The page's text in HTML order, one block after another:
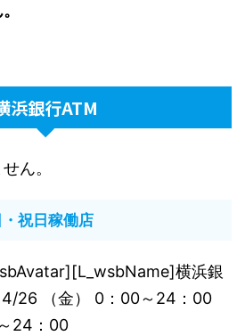
浜銀行ATM
ん。
・祝日稼働店
横浜銀
26 （金） 0：00～24：00
24：00